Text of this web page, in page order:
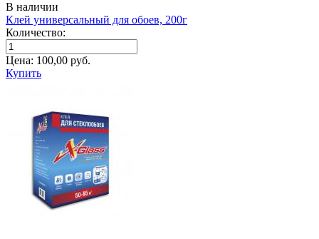
В наличии
Клей универсальный для обоев, 200г
Количество:
Цена: 100,00 руб.
Купить